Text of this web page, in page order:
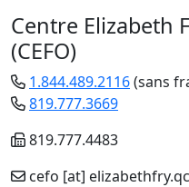
Centre Elizabeth
(CEFO)
1.844.489.2116(sans
819.777.3669
819.777.4483
cefo [at]